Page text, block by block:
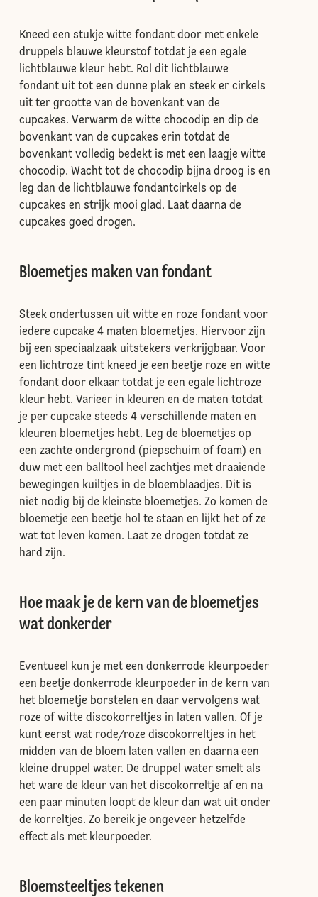
Kneed een stukje witte fondant door met enkele
druppels blauwe kleurstof totdat je een egale
lichtblauwe kleur hebt. Rol dit lichtblauwe
fondant uit tot een dunne plak en steek er cirkels
uit ter grootte van de bovenkant van de
cupcakes. Verwarm de witte chocodip en dip de
bovenkant van de cupcakes erin totdat de
bovenkant volledig bedekt is met een laagje witte
chocodip. Wacht tot de chocodip bijna droog is en
leg dan de lichtblauwe fondantcirkels op de
cupcakes en strijk mooi glad. Laat daarna de
cupcakes goed drogen.
Bloemetjes maken van fondant
Steek ondertussen uit witte en roze fondant voor
iedere cupcake 4 maten bloemetjes. Hiervoor zijn
bij een speciaalzaak uitstekers verkrijgbaar. Voor
een lichtroze tint kneed je een beetje roze en witte
fondant door elkaar totdat je een egale lichtroze
kleur hebt. Varieer in kleuren en de maten totdat
je per cupcake steeds 4 verschillende maten en
kleuren bloemetjes hebt. Leg de bloemetjes op
een zachte ondergrond (piepschuim of foam) en
duw met een balltool heel zachtjes met draaiende
bewegingen kuiltjes in de bloemblaadjes. Dit is
niet nodig bij de kleinste bloemetjes. Zo komen de
bloemetje een beetje hol te staan en lijkt het of ze
wat tot leven komen. Laat ze drogen totdat ze
hard zijn.
Hoe maak je de kern van de bloemetjes
wat donkerder
Eventueel kun je met een donkerrode kleurpoeder
een beetje donkerrode kleurpoeder in de kern van
het bloemetje borstelen en daar vervolgens wat
roze of witte discokorreltjes in laten vallen. Of je
kunt eerst wat rode/roze discokorreltjes in het
midden van de bloem laten vallen en daarna een
kleine druppel water. De druppel water smelt als
het ware de kleur van het discokorreltje af en na
een paar minuten loopt de kleur dan wat uit onder
de korreltjes. Zo bereik je ongeveer hetzelfde
effect als met kleurpoeder.
Bloemsteeltjes tekenen